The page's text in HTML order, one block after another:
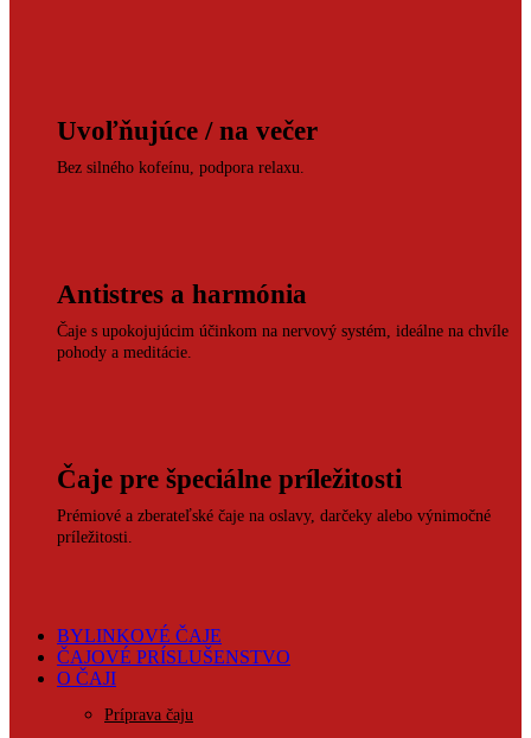
Uvoľňujúce / na večer
Bez silného kofeínu, podpora relaxu.
Antistres a harmónia
Čaje s upokojujúcim účinkom na nervový systém, ideálne na chvíle
pohody a meditácie.
Čaje pre špeciálne príležitosti
Prémiové a zberateľské čaje na oslavy, darčeky alebo výnimočné
príležitosti.
BYLINKOVÉ ČAJE
ČAJOVÉ PRÍSLUŠENSTVO
O ČAJI
Príprava čaju